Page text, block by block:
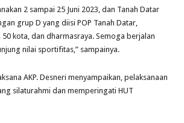
2 sampai 25 Juni 2023, dan Tanah Datar
grup D yang diisi POP Tanah Datar,
50 kota, dan dharmasraya. Semoga berjalan
nilai sportifitas,” sampainya.
AKP. Desneri menyampaikan, pelaksanaan
silaturahmi dan memperingati HUT